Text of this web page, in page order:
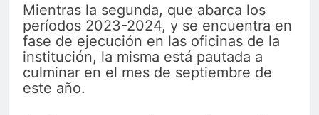
Mientras la segunda, que abarca los
períodos 2023-2024, y se encuentra en
fase de ejecución en las oficinas de la
institución, la misma está pautada a
culminar en el mes de septiembre de
este año.